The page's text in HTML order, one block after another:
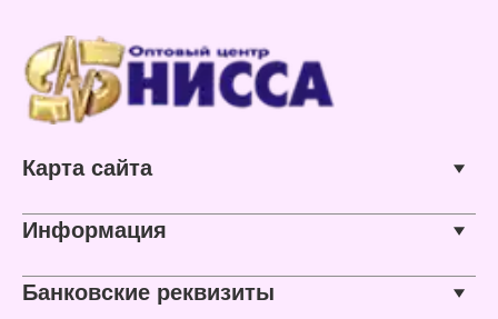
Карта сайта
Информация
Банковские реквизиты